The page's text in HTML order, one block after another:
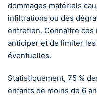
dommages matériels
infiltrations ou des
entretien. Connaître ces
anticiper et de limiter
éventuelles.
Statistiquement, 75 %
enfants de moins de 6